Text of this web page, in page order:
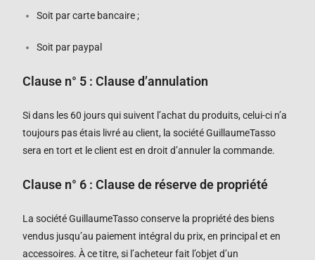
Soit par carte bancaire ;
Soit par paypal
Clause n° 5 :Clause d’annulation
Si dans les 60 jours qui suivent l’achat du produits, celui-ci n’a
toujours pas étais livré au client, la sociétéGuillaumeTasso
sera en tort et le client est en droit d’annuler la commande.
Clause n° 6 : Clause de réserve de propriété
La sociétéGuillaumeTassoconserve la propriété des biens
vendus jusqu’au paiement intégral du prix, en principal et en
accessoires. À ce titre, si l’acheteur fait l’objet d’un